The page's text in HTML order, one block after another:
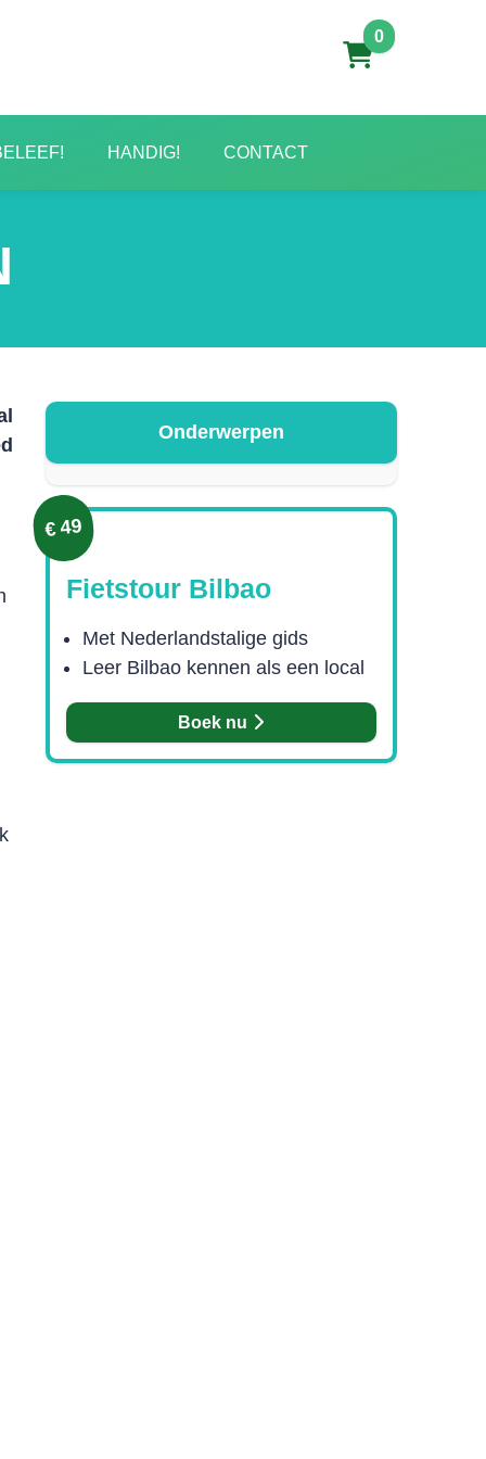
0
HANDIG! CONTACT
Onderwerpen
€ 49
Fietstour Bilbao
Met Nederlandstalige gids
Leer Bilbao kennen als een local
Boek nu